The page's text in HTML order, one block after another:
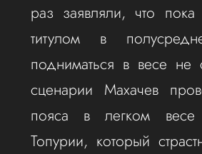
раз заявляли, что
титулом в
подниматься в весе не
сценарии Махачев
пояса в легком
Топурии, который